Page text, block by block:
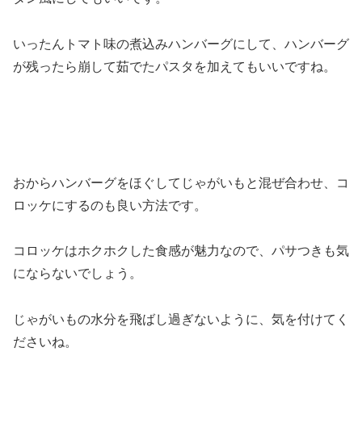
いったんトマト味の煮込みハンバーグにして、ハンバーグ
が残ったら崩して茹でたパスタを加えてもいいですね。
おからハンバーグをほぐしてじゃがいもと混ぜ合わせ、コ
ロッケにするのも良い方法です。
コロッケはホクホクした食感が魅力なので、パサつきも気
にならないでしょう。
じゃがいもの水分を飛ばし過ぎないように、気を付けてく
ださいね。